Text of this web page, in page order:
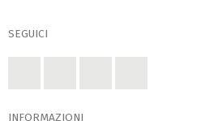
SEGUICI
INFORMAZIONI